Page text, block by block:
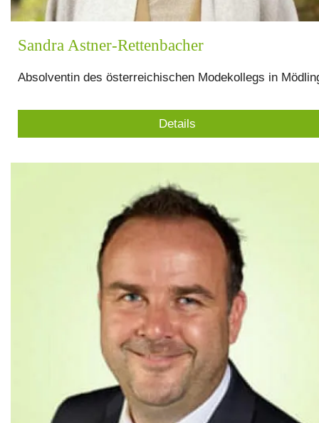
Sandra Astner-Rettenbacher
Absolventin des österreichischen Modekollegs in
Details